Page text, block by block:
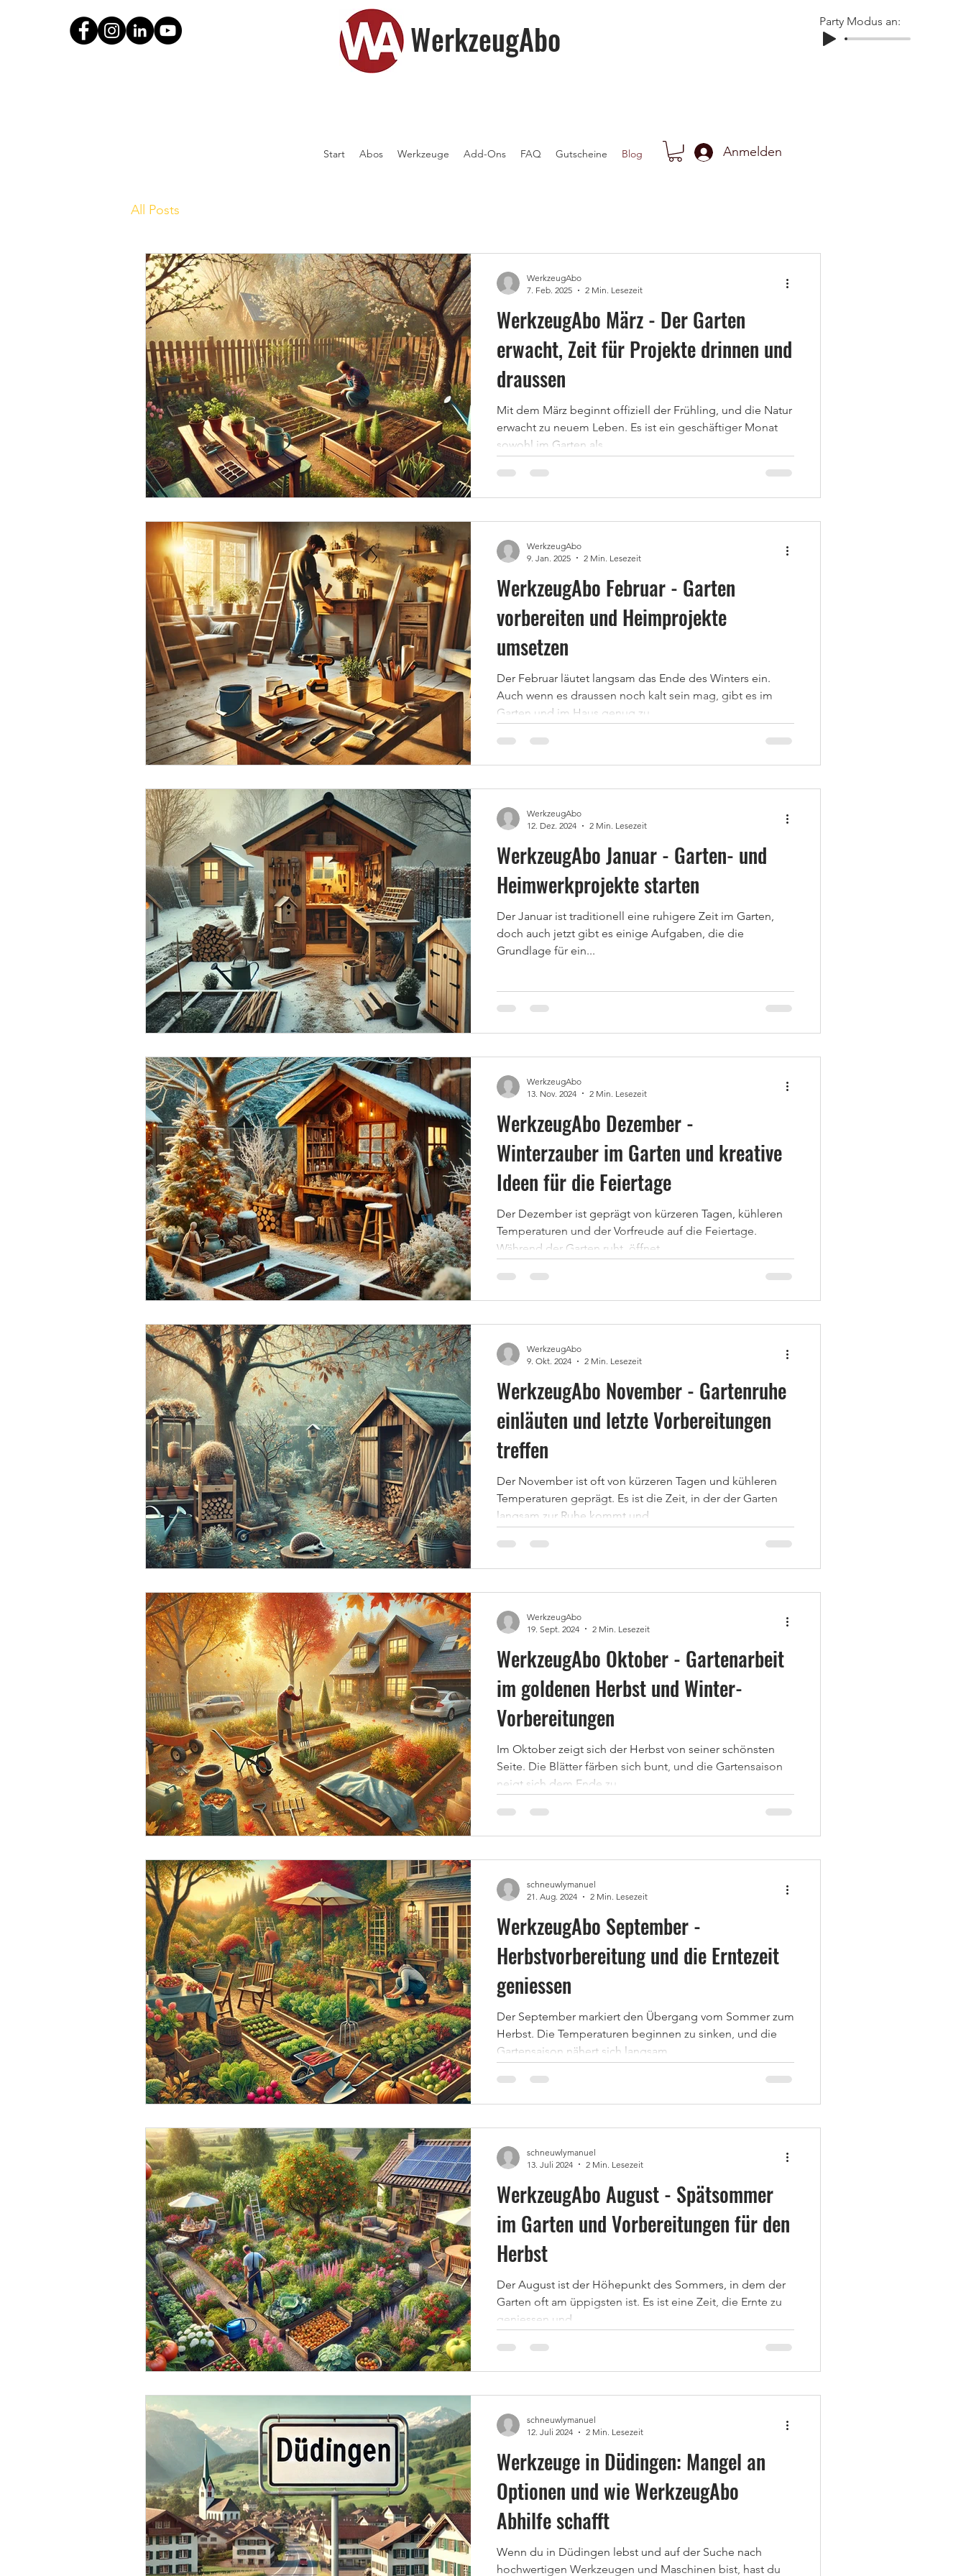
WerkzeugAbo Party Modus an:
Start Abos Werkzeuge Add-Ons FAQ Gutscheine Blog Anmelden
All Posts
WerkzeugAbo März - Der Garten
erwacht, Zeit für Projekte drinnen und
draussen
Mit dem März beginnt offiziell der Frühling, und die Natur
erwacht zu neuem Leben. Es ist ein geschäftiger Monat
sowohl im Garten als...
WerkzeugAbo
7. Feb. 2025
2 Min. Lesezeit
WerkzeugAbo Februar - Garten
vorbereiten und Heimprojekte
umsetzen
Der Februar läutet langsam das Ende des Winters ein.
Auch wenn es draussen noch kalt sein mag, gibt es im
Garten und im Haus genug zu...
WerkzeugAbo
9. Jan. 2025
2 Min. Lesezeit
WerkzeugAbo Januar - Garten- und
Heimwerkprojekte starten
Der Januar ist traditionell eine ruhigere Zeit im Garten,
doch auch jetzt gibt es einige Aufgaben, die die
Grundlage für ein...
WerkzeugAbo
12. Dez. 2024
2 Min. Lesezeit
WerkzeugAbo Dezember -
Winterzauber im Garten und kreative
Ideen für die Feiertage
Der Dezember ist geprägt von kürzeren Tagen, kühleren
Temperaturen und der Vorfreude auf die Feiertage.
Während der Garten ruht, öffnet...
WerkzeugAbo
13. Nov. 2024
2 Min. Lesezeit
WerkzeugAbo November - Gartenruhe
einläuten und letzte Vorbereitungen
treffen
Der November ist oft von kürzeren Tagen und kühleren
Temperaturen geprägt. Es ist die Zeit, in der der Garten
langsam zur Ruhe kommt und...
WerkzeugAbo
9. Okt. 2024
2 Min. Lesezeit
WerkzeugAbo Oktober - Gartenarbeit
im goldenen Herbst und Winter-
Vorbereitungen
Im Oktober zeigt sich der Herbst von seiner schönsten
Seite. Die Blätter färben sich bunt, und die Gartensaison
neigt sich dem Ende zu....
WerkzeugAbo
19. Sept. 2024
2 Min. Lesezeit
WerkzeugAbo September -
Herbstvorbereitung und die Erntezeit
geniessen
Der September markiert den Übergang vom Sommer zum
Herbst. Die Temperaturen beginnen zu sinken, und die
Gartensaison nähert sich langsam...
schneuwlymanuel
21. Aug. 2024
2 Min. Lesezeit
WerkzeugAbo August - Spätsommer
im Garten und Vorbereitungen für den
Herbst
Der August ist der Höhepunkt des Sommers, in dem der
Garten oft am üppigsten ist. Es ist eine Zeit, die Ernte zu
geniessen und...
schneuwlymanuel
13. Juli 2024
2 Min. Lesezeit
Werkzeuge in Düdingen: Mangel an
Optionen und wie WerkzeugAbo
Abhilfe schafft
Wenn du in Düdingen lebst und auf der Suche nach
hochwertigen Werkzeugen und Maschinen bist, hast du
schneuwlymanuel
12. Juli 2024
2 Min. Lesezeit